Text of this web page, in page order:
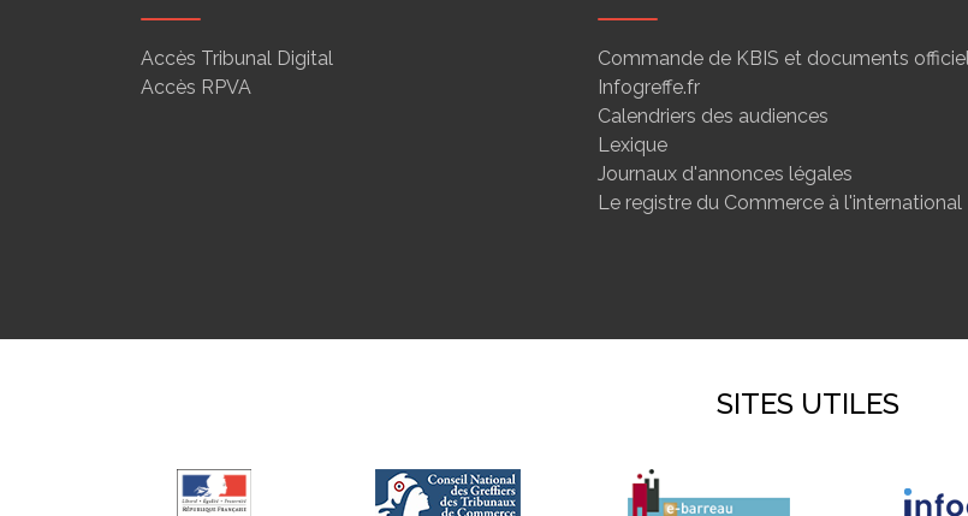
Accès Tribunal Digital
Accès RPVA
Commande de KBIS et documents
Infogreffe.fr
Calendriers des audiences
Lexique
Journaux d'annonces légales
Le registre du Commerce à l'international
SITES UTILES